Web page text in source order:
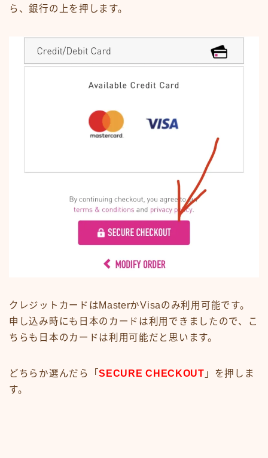
ら、銀行の上を押します。
クレジットカードはMasterかVisaのみ利用可能です。
申し込み時にも日本のカードは利用できましたので、こ
ちらも日本のカードは利用可能だと思います。
どちらか選んだら「SECURE CHECKOUT 」を押しま
す。